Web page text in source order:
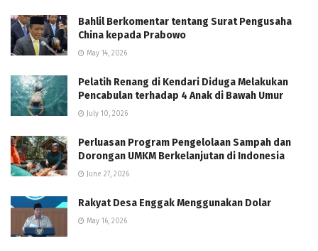
Bahlil Berkomentar tentang Surat Pengusaha
China kepada Prabowo
May 14, 2026
Pelatih Renang di Kendari Diduga Melakukan
Pencabulan terhadap 4 Anak di Bawah Umur
July 10, 2026
Perluasan Program Pengelolaan Sampah dan
Dorongan UMKM Berkelanjutan di Indonesia
June 27, 2026
Rakyat Desa Enggak Menggunakan Dolar
May 16, 2026